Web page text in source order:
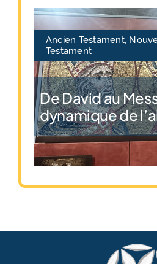
Ancien Testament,
Testament
De David au
dynamique de